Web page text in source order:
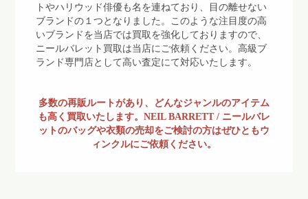
トやハリウッド俳優も名を連ねており、目の離せない
ブランドの１つとなりました。このような注目度の高
いブランドを当店では買取を強化しておりますので、
ニールバレット買取は当店にご依頼ください。高級ブ
ランド専門店として高い査定にて対応いたします。
多数の再販ルートがあり、どんなジャンルのアイテム
も高く買取いたします。NEIL BARRETT / ニールバレ
ットのバッグや衣類の売却をご検討の方はぜひともウ
ィンクルにご依頼ください。